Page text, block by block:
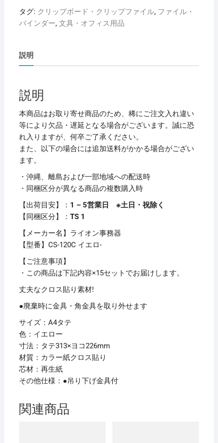
務
器
ラ
ル
用
箋
ロ
ス
貼
り
A4
タ
イ
エ
ロ
ー
120C
1
枚
【×15
セ
ッ
ト】
個
タグ: クリップボード・クリップファイル, ファイル・
バインダー, 文具・オフィス用品
説明
説明
本商品はお取り寄せ商品のため、稀にご注文入れ違い
等により欠品・遅延となる場合がございます。誠に恐
れ入りますが、何卒ご了承ください。
また、以下の場合には追加送料がかかる場合がござい
ます。
・沖縄、離島および一部地域への配送時
・同梱区分が異なる商品の複数購入時
【出荷目安】： 1 – 5営業日 ※土日・祝除く
【同梱区分】： TS 1
【メーカー名】ライオン事務器
【型番】CS-120C イエロ-
【ご注意事項】
・この商品は下記内容×15セットでお届けします。
丈夫なクロス貼り素材!
●廃棄時に金具・角金具を取り外せます
サイズ：A4タテ
色：イエロー
寸法：タテ313×ヨコ226mm
材質：カラー紙クロス貼り
芯材：再生紙
その他仕様：●吊り下げ金具付
関連商品